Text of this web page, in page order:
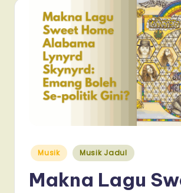
Posted
in
Musik Musik Jadul
Makna Lagu